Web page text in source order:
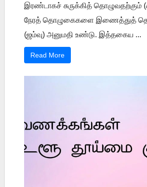
இரண்டாகச் சுருக்கித் தொழுவதற்கும்
நேரத் தொழுகைகளை இணைத்துத்
(ஜம்வு) அனுமதி உண்டு. இத்தகைய ...
Read More